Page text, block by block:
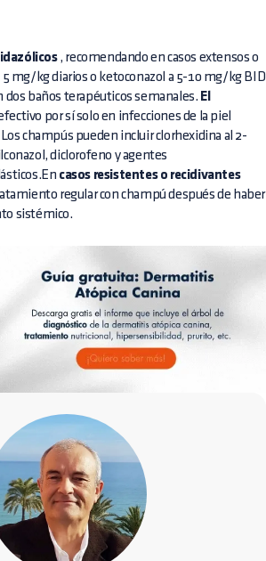
, recomendando en casos extensos o
mg/kg diarios o ketoconazol a 5-10 mg/kg BID
dos baños terapéuticos semanales. El
por sí solo en infecciones de la piel
champús pueden incluir clorhexidina al 2-
diclorofeno y agentes
casos resistentes o recidivantes
regular con champú después de haber
sistémico.